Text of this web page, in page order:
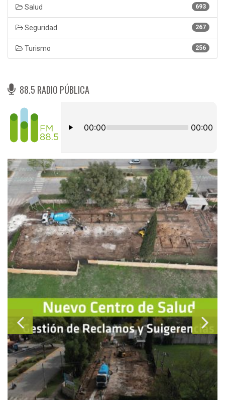
693
Salud
267
Seguridad
256
Turismo
88.5 RADIO PÚBLICA